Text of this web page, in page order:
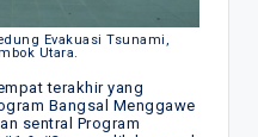
Evakuasi Tsunami,
Utara.
terakhir yang
Bangsal Menggawe
sentral Program